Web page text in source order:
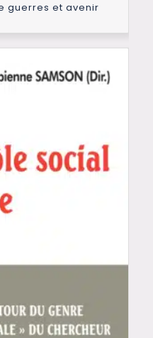
guerres et avenir